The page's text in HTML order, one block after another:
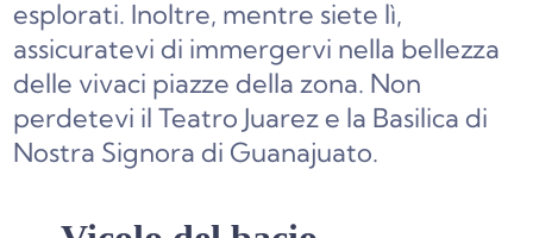
esplorati. Inoltre, mentre siete lì,
assicuratevi di immergervi nella bellezza
delle vivaci piazze della zona. Non
perdetevi il Teatro Juarez e la Basilica di
Nostra Signora di Guanajuato.